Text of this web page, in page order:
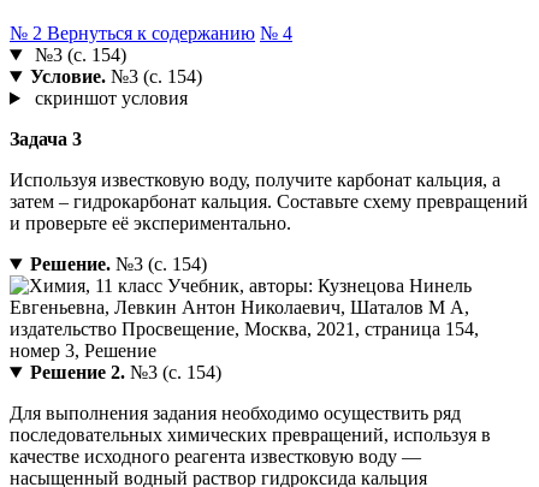
№ 2 Вернуться к содержанию № 4
№3 (с. 154)
Условие.№3 (с. 154)
скриншот условия
Задача 3
Используя известковую воду, получите карбонат кальция, а
затем – гидрокарбонат кальция. Составьте схему превращений
и проверьте её экспериментально.
Решение.№3 (с. 154)
Решение 2.№3 (с. 154)
Для выполнения задания необходимо осуществить ряд
последовательных химических превращений, используя в
качестве исходного реагента известковую воду —
насыщенный водный раствор гидроксида кальция